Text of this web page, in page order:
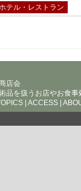
テル・レストラン
店会
品を扱うお店やお食
| ACCESS|